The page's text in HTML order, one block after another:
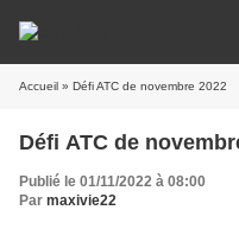
Accueil » Défi ATC de novembre 2022
Défi ATC de
Publié le 01/11/2022 à 08:00
Par maxivie22